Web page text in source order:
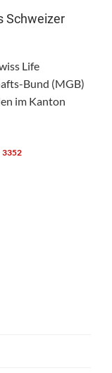
Schweizer
Life
Bund (MGB)
im Kanton
3352